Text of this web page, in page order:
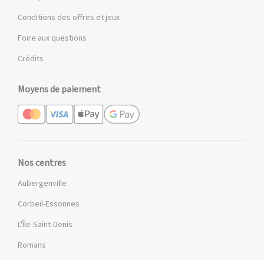
Conditions des offres et jeux
Foire aux questions
Crédits
Moyens de paiement
Nos centres
Aubergenville
Corbeil-Essonnes
L'Île-Saint-Denis
Romans